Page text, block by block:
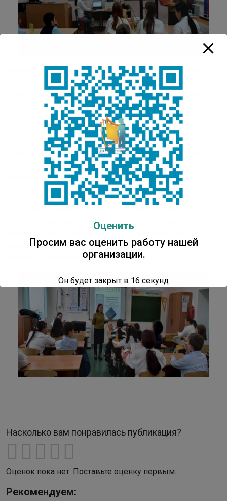
Ученики 5 и 6 классов познакомились с Конвенцией о
правах ребёнка познавательно-игровом часе «Я имею
право!», а также приняли активное участие в эстафете
«Правовой статус ребенка».
Особенный интерес вызвали у ребят инсценировки
одноклассников во время ролевой игры «Я имею
право!». Ребятам были предложены разные правовые
ситуации в семье и школе, в которых нужно было
определить, кто в них прав, а кто нет и нарушены ли
права детей в данных ситуациях.
воспользовались своим правом на собственное
мнение. Здесь прозвучали честные ответы «да» и
правдивые «нет» на предложенные утверждения о
правах и обязанностях детей.
Насколько вам понравилась публикация?
Оценок пока нет. Поставьте оценку первым.
Рекомендуем:
Оценить
Просим вас оценить работу нашей
организации.
Он будет закрыт в 16 секунд